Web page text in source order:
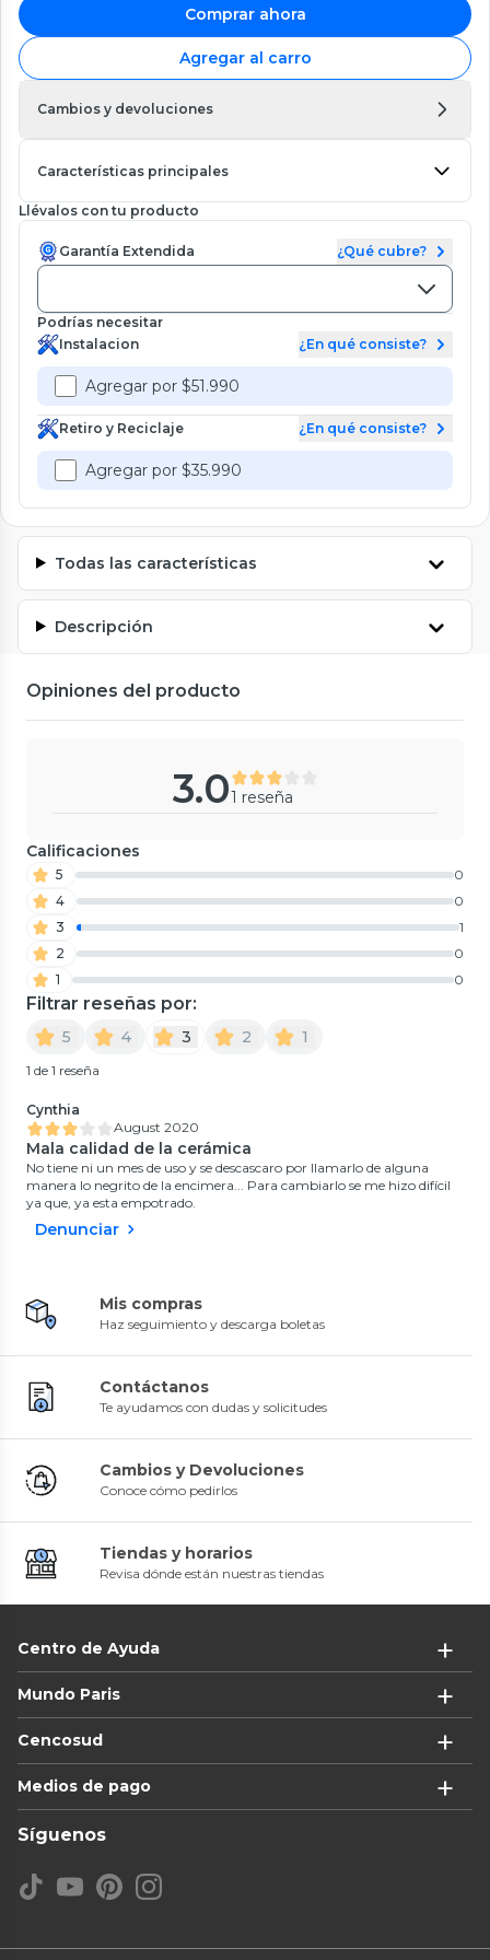
Comprar ahora
Agregar al carro
Cambios y devoluciones
Características principales
Llévalos con tu producto
Garantía Extendida ¿Qué cubre?
Podrías necesitar
Instalacion
¿En qué consiste?
Agregar por $51.990
Retiro y Reciclaje ¿En qué consiste?
Agregar por $35.990
Todas las características
Descripción
Opiniones del producto
3.01 reseña
Calificaciones
5
0
4
0
3
1
2
0
1
0
Filtrar reseñas por:
5 4 3 2 1
1 de 1 reseña
Cynthia
August 2020
Mala calidad de la cerámica
No tiene ni un mes de uso y se descascaro por llamarlo de alguna
manera lo negrito de la encimera... Para cambiarlo se me hizo difícil
ya que, ya esta empotrado.
Denunciar
Mis compras
Haz seguimiento y descarga boletas
Contáctanos
Te ayudamos con dudas y solicitudes
Cambios y Devoluciones
Conoce cómo pedirlos
Tiendas y horarios
Revisa dónde están nuestras tiendas
Centro de Ayuda
Mundo Paris
Cencosud
Medios de pago
Síguenos